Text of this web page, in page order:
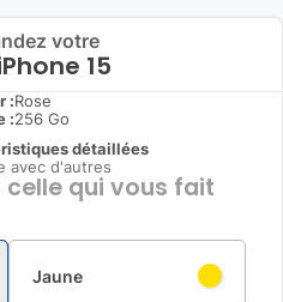
votre
15
:Rose
:256 Go
détaillées
avec d'autres
qui vous fait
Jaune